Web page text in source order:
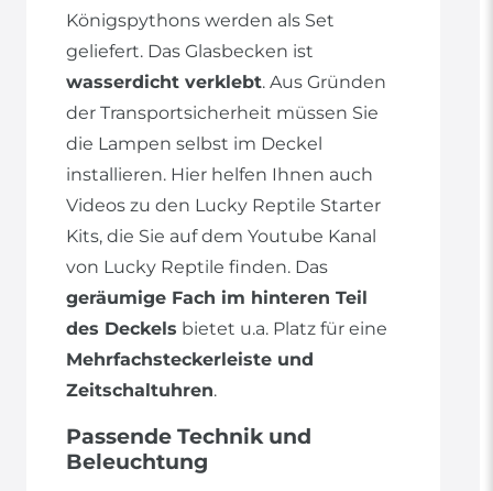
Königspythons werden als Set
geliefert. Das Glasbecken ist
wasserdicht verklebt. Aus Gründen
der Transportsicherheit müssen Sie
die Lampen selbst im Deckel
installieren. Hier helfen Ihnen auch
Videos zu den Lucky Reptile Starter
Kits, die Sie auf dem Youtube Kanal
von Lucky Reptile finden. Das
geräumige Fach im hinteren Teil
des Deckels bietet u.a. Platz für eine
Mehrfachsteckerleiste und
Zeitschaltuhren.
Passende Technik und
Beleuchtung